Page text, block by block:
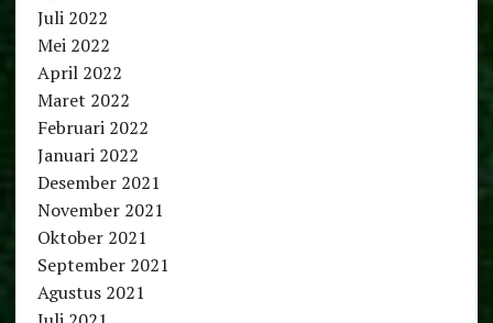
Juli 2022
Mei 2022
April 2022
Maret 2022
Februari 2022
Januari 2022
Desember 2021
November 2021
Oktober 2021
September 2021
Agustus 2021